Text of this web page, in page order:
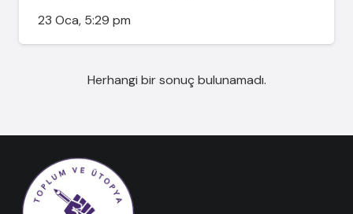
23 Oca, 5:29 pm
Herhangi bir sonuç bulunamadı.